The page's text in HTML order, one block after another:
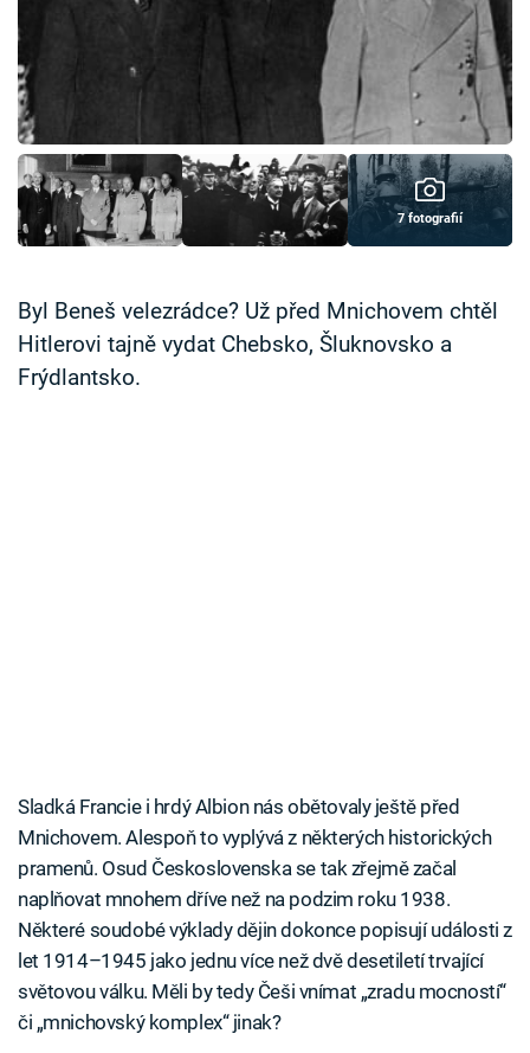
Sledujte prima+
Přihlášení
7 fotografií
Byl Beneš velezrádce? Už před Mnichovem chtěl
Hitlerovi tajně vydat Chebsko, Šluknovsko a
Frýdlantsko.
Sladká Francie i hrdý Albion nás obětovaly ještě před
Mnichovem. Alespoň to vyplývá z některých historických
pramenů. Osud Československa se tak zřejmě začal
naplňovat mnohem dříve než na podzim roku 1938.
Některé soudobé výklady dějin dokonce popisují události z
let 1914–1945 jako jednu více než dvě desetiletí trvající
světovou válku. Měli by tedy Češi vnímat „zradu mocností“
či „mnichovský komplex“ jinak?